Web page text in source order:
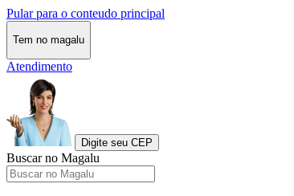
Pular para o conteudo principal
Tem no magalu
Atendimento
Digite seu CEP
Buscar no Magalu